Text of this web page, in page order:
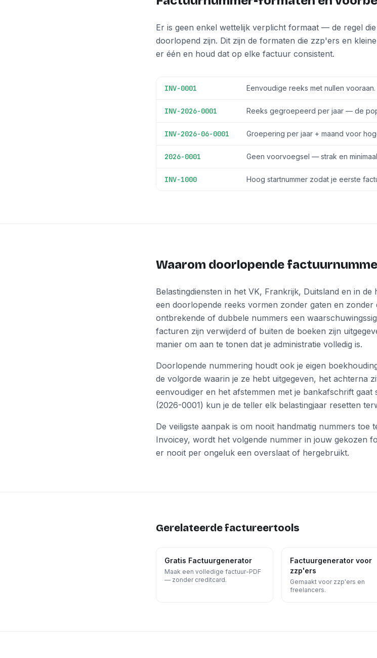
Er is geen enkel wettelijk verplicht formaat — de regel
doorlopend zijn. Dit zijn de formaten die zzp'ers en
er één en houd dat op elke factuur consistent.
INV-0001 Eenvoudige reeks met nullen
INV-2026-0001 Reeks gegroepeerd per jaar — de
INV-2026-06-0001 Groepering per jaar + maand voor
2026-0001 Geen voorvoegsel — strak en
INV-1000 Hoog startnummer zodat je eerste
Waarom doorlopende
Belastingdiensten in het VK, Frankrijk, Duitsland en in
een doorlopende reeks vormen zonder gaten en zonder
ontbrekende of dubbele nummers een
facturen zijn verwijderd of buiten de boeken zijn
manier om aan te tonen dat je administratie volledig is.
Doorlopende nummering houdt ook je eigen
de volgorde waarin je ze hebt uitgegeven, het achterna
eenvoudiger en het afstemmen met je bankafschrift gaat
(2026-0001) kun je de teller elk belastingjaar resetten
De veiligste aanpak is om nooit handmatig nummers toe
Invoicey, wordt het volgende nummer in jouw gekozen
er nooit per ongeluk een overslaat of hergebruikt.
Gerelateerde factureertools
Gratis Factuurgenerator
Maak een volledige factuur-PDF
— zonder creditcard.
Factuurgenerator voor
zzp'ers
Gemaakt voor zzp'ers en
freelancers.